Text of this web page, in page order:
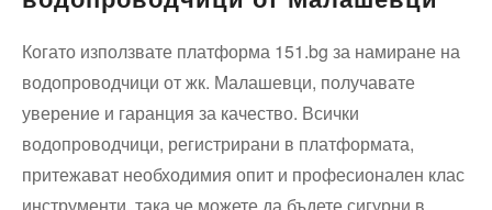
Когато използвате платформа 151.bg за намиране на
водопроводчици от жк. Малашевци, получавате
уверение и гаранция за качество. Всички
водопроводчици, регистрирани в платформата,
притежават необходимия опит и професионален клас